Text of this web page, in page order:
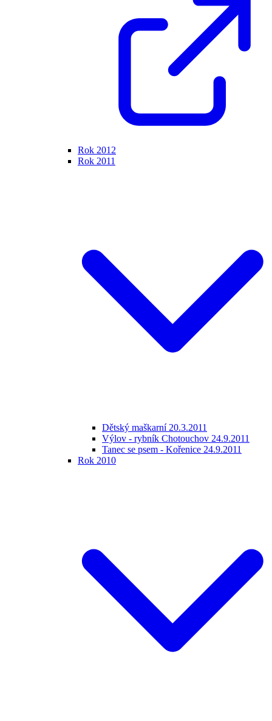
Rok 2012
Rok 2011
Dětský maškarní 20.3.2011
Výlov - rybník Chotouchov 24.9.2011
Tanec se psem - Kořenice 24.9.2011
Rok 2010